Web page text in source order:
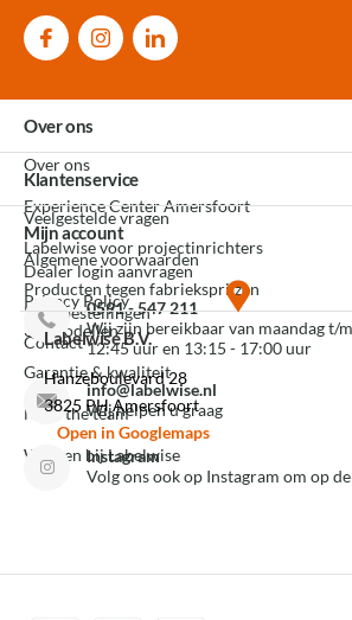
Over ons
Over ons
Experience Center Amersfoort
Labelwise voor projectinrichters
Producten tegen fabrieksprijzen
3D modellen
Garantie & kwaliteit
Meet the team
Werken bij Labelwise
Klantenservice
Veelgestelde vragen
Algemene voorwaarden
Privacy Policy
Contact
Mijn account
Dealer login aanvragen
Mijn bestellingen
0591 - 547 211
Wij zijn bereikbaar van maandag t/
12:45 uur en 13:15 - 17:00 uur
info@labelwise.nl
Wij helpen u graag
Instagram
Volg ons ook op Instagram om op
Labelwise B.V.
Hanzeboulevard 28
3825 PH Amersfoort
Open in Googlemaps